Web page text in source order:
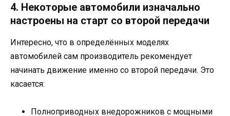
4. Некоторые автомобили изначально
настроены на старт со второй передачи
Интересно, что в определённых моделях
автомобилей сам производитель рекомендует
начинать движение именно со второй передачи. Это
касается:
Полноприводных внедорожников с мощными